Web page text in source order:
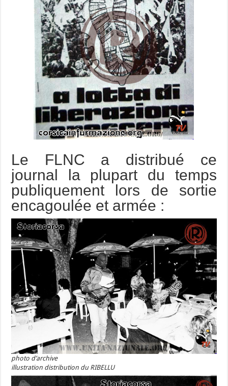
Le FLNC a distribué ce
journal la plupart du temps
publiquement lors de sortie
encagoulée et armée :
photo d’archive
illustration distribution du RIBELLU